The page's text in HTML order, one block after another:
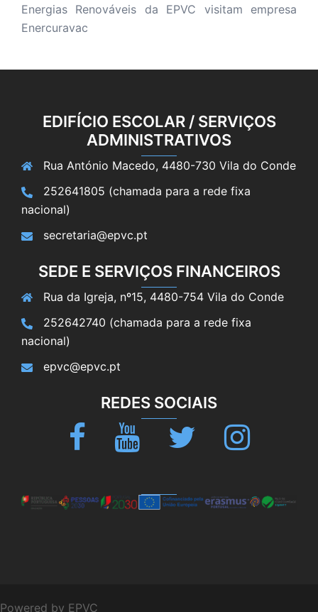
Energias Renováveis da EPVC visitam empresa
Enercuravac
EDIFÍCIO ESCOLAR / SERVIÇOS
ADMINISTRATIVOS
Rua António Macedo, 4480-730 Vila do Conde
252641805 (chamada para a rede fixa
nacional)
secretaria@epvc.pt
SEDE E SERVIÇOS FINANCEIROS
Rua da Igreja, nº15, 4480-754 Vila do Conde
252642740 (chamada para a rede fixa
nacional)
epvc@epvc.pt
REDES SOCIAIS
Facebook Youtube Twitter Instagram
Powered by EPVC